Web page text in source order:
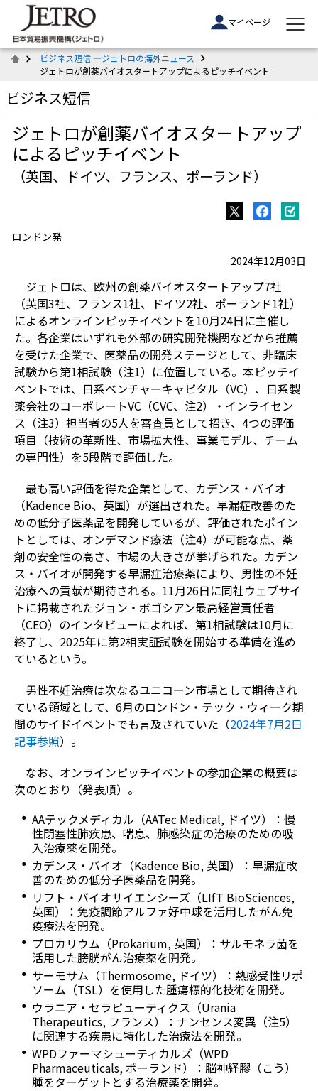
マイページ
ビジネス短信 ―ジェトロの海外ニュース
ジェトロが創薬バイオスタートアップによるピッチイベント
ビジネス短信
ジェトロが創薬バイオスタートアップ
によるピッチイベント
（英国、ドイツ、フランス、ポーランド）
ロンドン発
2024年12月03日
ジェトロは、欧州の創薬バイオスタートアップ7社
（英国3社、フランス1社、ドイツ2社、ポーランド1社）
によるオンラインピッチイベントを10月24日に主催し
た。各企業はいずれも外部の研究開発機関などから推薦
を受けた企業で、医薬品の開発ステージとして、非臨床
試験から第1相試験（注1）に位置している。本ピッチイ
ベントでは、日系ベンチャーキャピタル（VC）、日系製
薬会社のコーポレートVC（CVC、注2）・インライセン
ス（注3）担当者の5人を審査員として招き、4つの評価
項目（技術の革新性、市場拡大性、事業モデル、チーム
の専門性）を5段階で評価した。
最も高い評価を得た企業として、カデンス・バイオ
（Kadence Bio、英国）が選出された。早漏症改善のた
めの低分子医薬品を開発しているが、評価されたポイン
トとしては、オンデマンド療法（注4）が可能な点、薬
剤の安全性の高さ、市場の大きさが挙げられた。カデン
ス・バイオが開発する早漏症治療薬により、男性の不妊
治療への貢献が期待される。11月26日に同社ウェブサイ
トに掲載されたジョン・ボゴシアン最高経営責任者
（CEO）のインタビューによれば、第1相試験は10月に
終了し、2025年に第2相実証試験を開始する準備を進め
ているという。
男性不妊治療は次なるユニコーン市場として期待され
ている領域として、6月のロンドン・テック・ウィーク期
間のサイドイベントでも言及されていた（2024年7月2日
記事参照）。
なお、オンラインピッチイベントの参加企業の概要は
次のとおり（発表順）。
AAテックメディカル（AATec Medical, ドイツ）：慢
性閉塞性肺疾患、喘息、肺感染症の治療のための吸
入治療薬を開発。
カデンス・バイオ（Kadence Bio, 英国）：早漏症改
善のための低分子医薬品を開発。
リフト・バイオサイエンシーズ（LIfT BioSciences,
英国）：免疫調節アルファ好中球を活用したがん免
疫療法を開発。
プロカリウム（Prokarium, 英国）：サルモネラ菌を
活用した膀胱がん治療薬を開発。
サーモサム（Thermosome, ドイツ）：熱感受性リポ
ソーム（TSL）を使用した腫瘍標的化技術を開発。
ウラニア・セラピューティクス（Urania
Therapeutics, フランス）：ナンセンス変異（注5）
に関連する疾患に特化した治療法を開発。
WPDファーマシューティカルズ（WPD
Pharmaceuticals, ポーランド）：脳神経膠（こう）
腫をターゲットとする治療薬を開発。